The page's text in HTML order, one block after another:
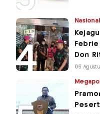
Nasional
Don
06